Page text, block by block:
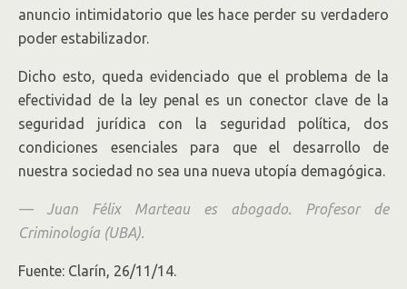
anuncio intimidatorio que les hace perder su verdadero
poder estabilizador.
Dicho esto, queda evidenciado que el problema de la
efectividad de la ley penal es un conector clave de la
seguridad jurídica con la seguridad política, dos
condiciones esenciales para que el desarrollo de
nuestra sociedad no sea una nueva utopía demagógica.
—Juan Félix Marteau es abogado. Profesor de
Criminología (UBA).
Fuente: Clarín, 26/11/14.